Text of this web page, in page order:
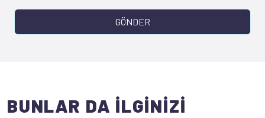
GÖNDER
BUNLAR DA İLGİNİZİ